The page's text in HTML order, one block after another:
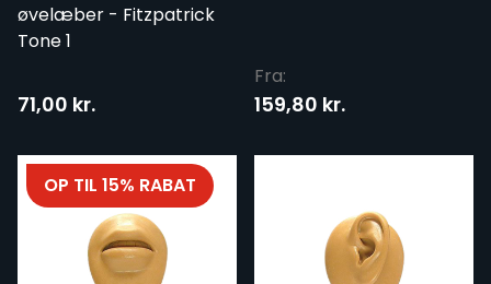
øvelæber - Fitzpatrick
Tone 1
71,00 kr.
Fra:
159,80 kr.
OP TIL 15% RABAT